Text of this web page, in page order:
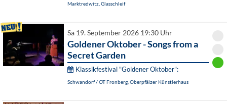
Marktredwitz, Glasschleif
Sa 19. September 2026 19:30 Uhr
Goldener Oktober - Songs from a
Secret Garden
Klassikfestival "Goldener Oktober":
Schwandorf / OT Fronberg, Oberpfälzer Künstlerhaus